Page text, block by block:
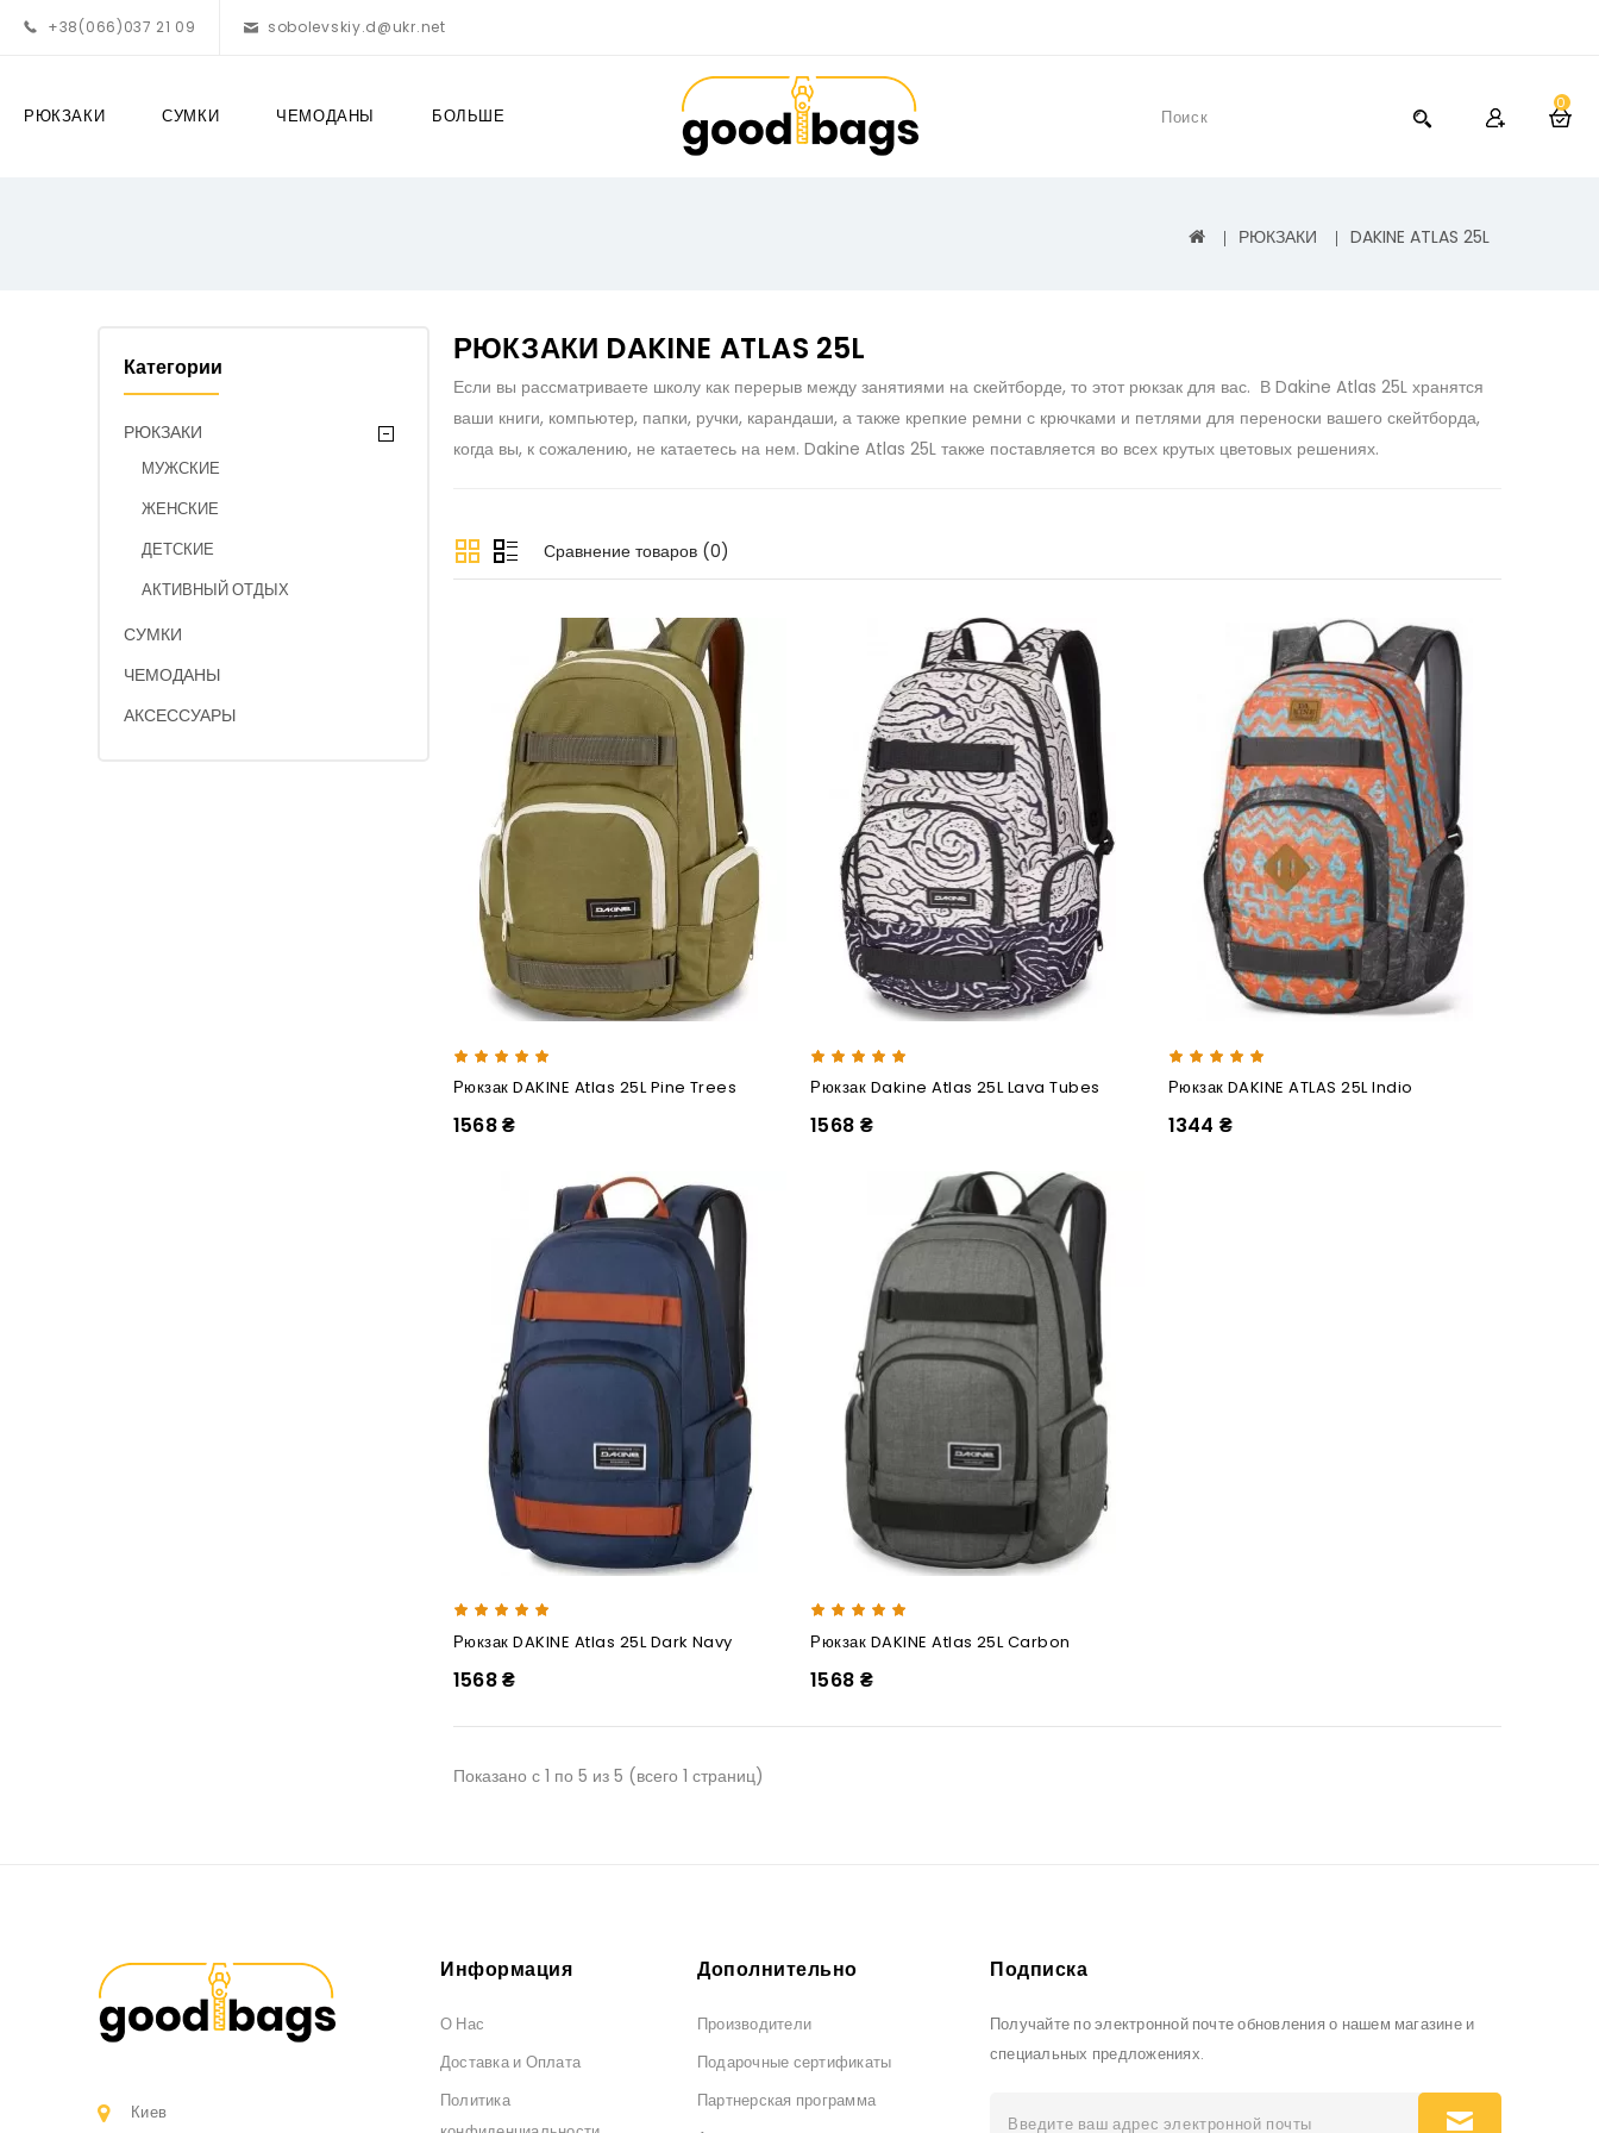
+38(066)037 21 09 sobolevskiy.d@ukr.net
0
РЮКЗАКИ СУМКИ ЧЕМОДАНЫ БОЛЬШЕ
РЮКЗАКИ DAKINE ATLAS 25L
Категории
РЮКЗАКИ
МУЖСКИЕ
ЖЕНСКИЕ
ДЕТСКИЕ
АКТИВНЫЙ ОТДЫХ
СУМКИ
ЧЕМОДАНЫ
АКСЕССУАРЫ
РЮКЗАКИ DAKINE ATLAS 25L
Если вы рассматриваете школу как перерыв между занятиями на скейтборде, то этот рюкзак для вас. В Dakine Atlas 25L хранятся
ваши книги, компьютер, папки, ручки, карандаши, а также крепкие ремни с крючками и петлями для переноски вашего скейтборда,
когда вы, к сожалению, не катаетесь на нем. Dakine Atlas 25L также поставляется во всех крутых цветовых решениях.
Сравнение товаров (0)
Рюкзак DAKINE Atlas 25L Pine Trees
1568 ₴
Рюкзак Dakine Atlas 25L Lava Tubes
1568 ₴
Рюкзак DAKINE ATLAS 25L Indio
1344 ₴
Рюкзак DAKINE Atlas 25L Dark Navy
1568 ₴
Рюкзак DAKINE Atlas 25L Carbon
1568 ₴
Показано с 1 по 5 из 5 (всего 1 страниц)
Киев
Информация
О Нас
Доставка и Оплата
Политика
Дополнительно
Производители
Подарочные сертификаты
Партнерская программа
Подписка
Получайте по электронной почте обновления о нашем магазине и
специальных предложениях.